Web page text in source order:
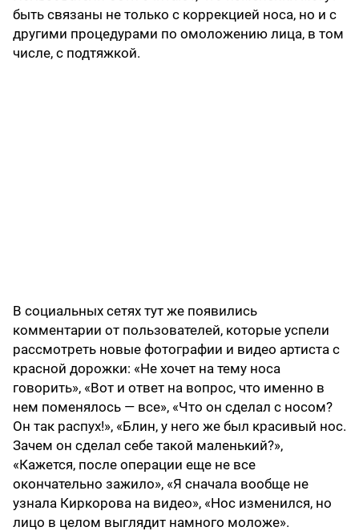
быть связаны не только с коррекцией носа, но и с
другими процедурами по омоложению лица, в том
числе, с подтяжкой.
В социальных сетях тут же появились
комментарии от пользователей, которые успели
рассмотреть новые фотографии и видео артиста с
красной дорожки: «Не хочет на тему носа
говорить», «Вот и ответ на вопрос, что именно в
нем поменялось — все», «Что он сделал с носом?
Он так распух!», «Блин, у него же был красивый нос.
Зачем он сделал себе такой маленький?»,
«Кажется, после операции еще не все
окончательно зажило», «Я сначала вообще не
узнала Киркорова на видео», «Нос изменился, но
лицо в целом выглядит намного моложе».